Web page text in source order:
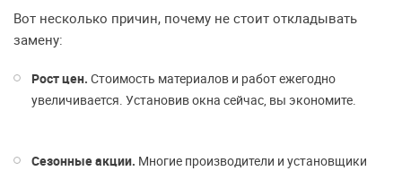
Вот несколько причин, почему не стоит откладывать
замену:
Рост цен. Стоимость материалов и работ ежегодно
увеличивается. Установив окна сейчас, вы экономите.
Сезонные акции. Многие производители и установщики